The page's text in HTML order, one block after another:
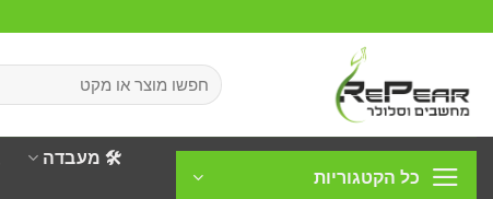
חיפוש
עבור:
כל הקטגוריות
🛠️ מעבדה